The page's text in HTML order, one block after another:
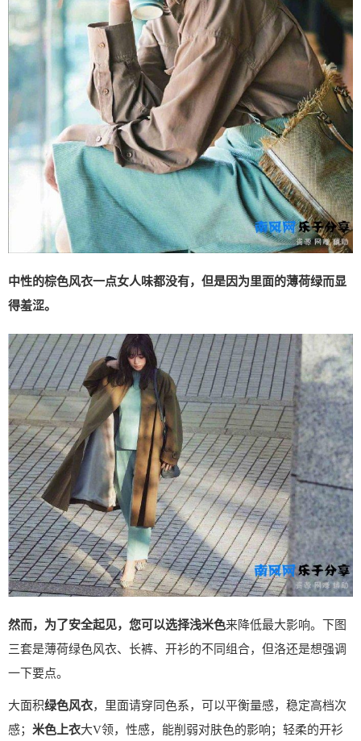
中性的棕色风衣一点女人味都没有，但是因为里面的薄荷绿而显
得羞涩。
然而，为了安全起见，您可以选择浅米色来降低最大影响。下图
三套是薄荷绿色风衣、长裤、开衫的不同组合，但洛还是想强调
一下要点。
大面积绿色风衣，里面请穿同色系，可以平衡量感，稳定高档次
感； 米色上衣大V领，性感，能削弱对肤色的影响；轻柔的开衫